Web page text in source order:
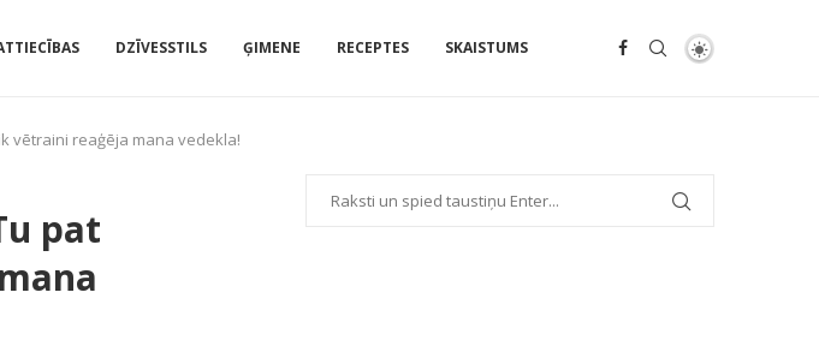
DZĪVESSTILS ĢIMENE RECEPTES SKAISTUMS
vētraini reaģēja mana vedekla!
pat